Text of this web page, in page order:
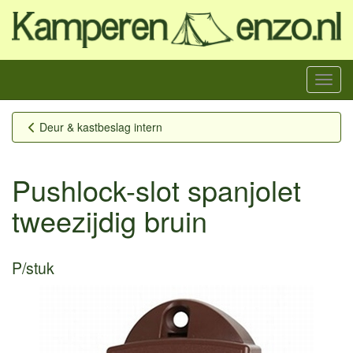
Menu
Deur & kastbeslag intern
Pushlock-slot spanjolet
tweezijdig bruin
P/stuk